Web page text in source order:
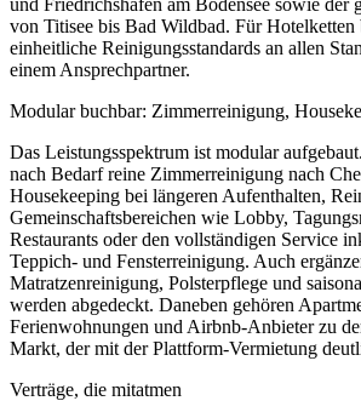
von Titisee bis Bad Wildbad. Für Hotelketten
einheitliche Reinigungsstandards an allen
einem Ansprechpartner.
Modular buchbar: Zimmerreinigung,
Das Leistungsspektrum ist modular
nach Bedarf reine Zimmerreinigung nach
Housekeeping bei längeren Aufenthalten,
Gemeinschaftsbereichen wie Lobby,
Restaurants oder den vollständigen Service
Teppich- und Fensterreinigung. Auch
Matratzenreinigung, Polsterpflege und
werden abgedeckt. Daneben gehören
Ferienwohnungen und Airbnb-Anbieter zu
Markt, der mit der Plattform-Vermietung
Verträge, die mitatmen